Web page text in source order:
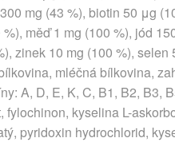
mg (43 %), biotin 50 μg
měď 1 mg (100 %), jód
zinek 10 mg (100 %),
mléčná bílkovina,
A, D, E, K, C, B1, B2, B3,
kyselina L-
pyridoxin hydrochlorid,